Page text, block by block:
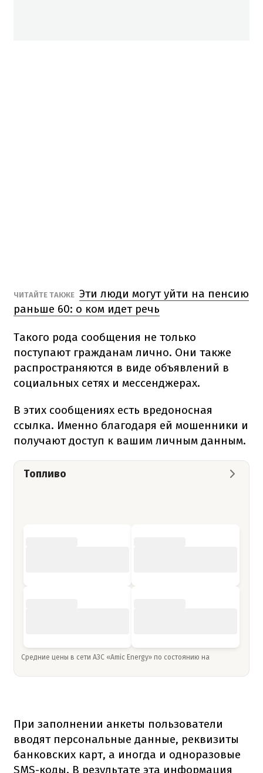
ЧИТАЙТЕ ТАКЖЕ Эти люди могут уйти на пенсию
раньше 60: о ком идет речь
Такого рода сообщения не только
поступают гражданам лично. Они также
распространяются в виде объявлений в
социальных сетях и мессенджерах.
В этих сообщениях есть вредоносная
ссылка. Именно благодаря ей мошенники и
получают доступ к вашим личным данным.
Топливо
Средние цены в сети АЗС «Amic Energy» по состоянию на
При заполнении анкеты пользователи
вводят персональные данные, реквизиты
банковских карт, а иногда и одноразовые
SMS-коды. В результате эта информация